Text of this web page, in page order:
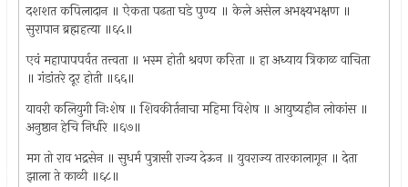
दशशत कपिलादान ॥ ऐकता पढता घडे पुण्य ॥ केले असेल अभक्ष्यभक्षण ॥
सुरापान ब्रह्महत्या ॥६५॥
एवं महापापपर्वत तत्त्वता ॥ भस्म होती श्रवण करिता ॥ हा अध्याय त्रिकाळ वाचिता
॥ गंडांतरे दूर होती ॥६६॥
यावरी कलियुगी निःशेष ॥ शिवकीर्तनाचा महिमा विशेष ॥ आयुष्यहीन लोकांस ॥
अनुष्ठान हेचि निर्धारे ॥६७॥
मग तो राव भद्रसेन ॥ सुधर्म पुत्रासी राज्य देऊन ॥ युवराज्य तारकालागून ॥ देता
झाला ते काळी ॥६८॥